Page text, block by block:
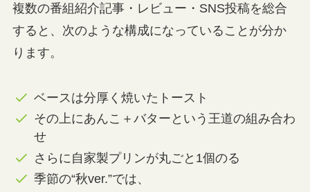
複数の番組紹介記事・レビュー・SNS投稿を総合
すると、次のような構成になっていることが分か
ります。
ベースは分厚く焼いたトースト
その上にあんこ＋バターという王道の組み合わ
せ
さらに自家製プリンが丸ごと1個のる
季節の“秋ver.”では、